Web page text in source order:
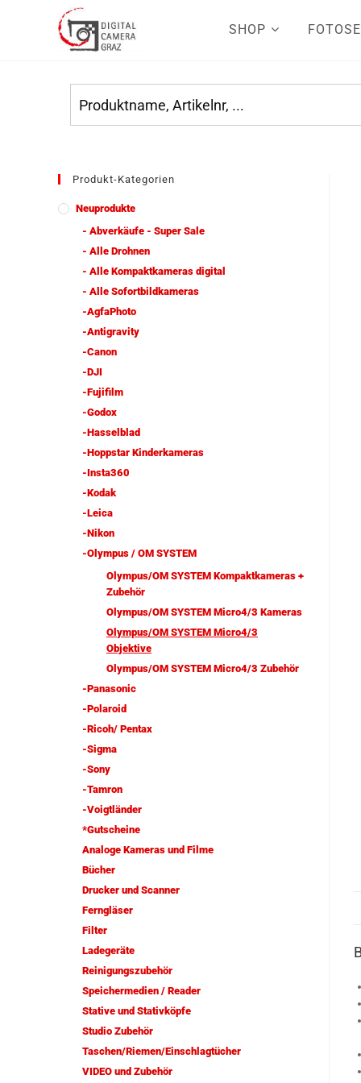
SHOP
Produkt-Kategorien
Neuprodukte
- Abverkäufe - Super Sale
- Alle Drohnen
- Alle Kompaktkameras digital
- Alle Sofortbildkameras
-AgfaPhoto
-Antigravity
-Canon
-DJI
-Fujifilm
-Godox
-Hasselblad
-Hoppstar Kinderkameras
-Insta360
-Kodak
-Leica
-Nikon
-Olympus / OM SYSTEM
Olympus/OM SYSTEM Kompaktkameras +
Zubehör
Olympus/OM SYSTEM Micro4/3 Kameras
Olympus/OM SYSTEM Micro4/3
Objektive
Olympus/OM SYSTEM Micro4/3 Zubehör
-Panasonic
-Polaroid
-Ricoh/ Pentax
-Sigma
-Sony
-Tamron
-Voigtländer
*Gutscheine
Analoge Kameras und Filme
Bücher
Drucker und Scanner
Ferngläser
Filter
Ladegeräte
Reinigungszubehör
Speichermedien / Reader
Stative und Stativköpfe
Studio Zubehör
Taschen/Riemen/Einschlagtücher
VIDEO und Zubehör